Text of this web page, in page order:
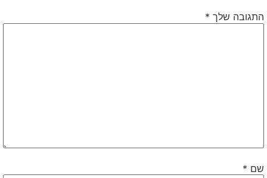
התגובה שלך *
שם *